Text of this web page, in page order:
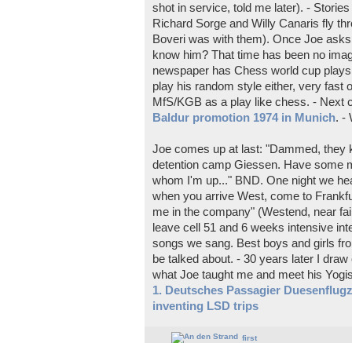
shot in service, told me later). -
Richard Sorge and Willy Canaris fly
Boveri was with them). Once Joe
know him? That time has been no
newspaper has Chess world cup
play his random style either, very fast
MfS/KGB as a play like chess. - Next
Baldur promotion 1974 in Munich. -
Joe comes up at last: "Dammed, they
detention camp Giessen. Have some
whom I'm up..." BND. One night we
when you arrive West, come to
me in the company" (Westend, near
leave cell 51 and 6 weeks intensive
songs we sang. Best boys and girls
be talked about. - 30 years later I
what Joe taught me and meet his
1. Deutsches Passagier
inventing LSD trips
first